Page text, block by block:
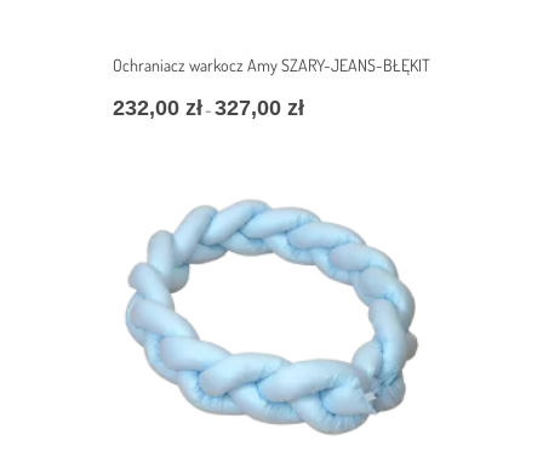
Ochraniacz warkocz Amy SZARY-JEANS-BŁĘKIT
232,00 zł– 327,00 złZakres
327,00 zł